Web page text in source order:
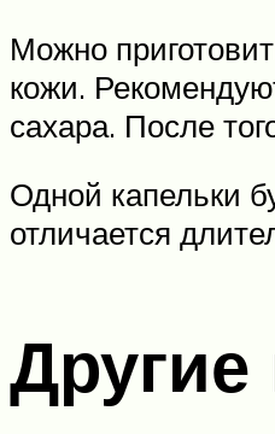
Можно
кожи.
сахара. После
Одной капельки
отличается